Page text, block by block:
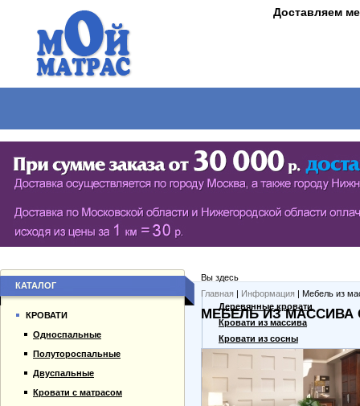
Доставляем
СЕРИЯ ШКАФОВ ECO (ЭКОЛОГИЯ)
РАСПАШНЫЕ ШКАФЫ
БИБЛИОТЕКИ, СТЕНКИ, ВИТРАЖИ
БУФЕТЫ
Вы здесь
Главная | Информация | Мебель из
МЕБЕЛЬ ИЗ
КАТАЛОГ
КРОВАТИ
Односпальные
Полутороспальные
Двуспальные
Кровати с матрасом
Гарантии
Оплата и доставка
Прайс-лист
Деревянные кровати
Кровати из массива
Кровати из сосны
Дешевые кровати
Кровати для дачи